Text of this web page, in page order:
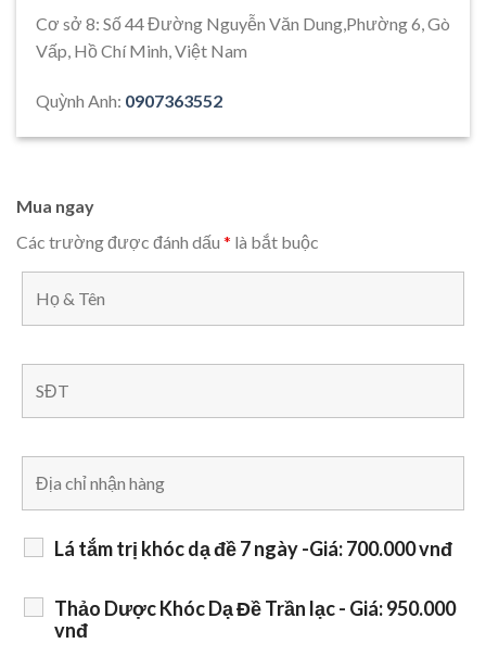
Cơ sở 8: Số 44 Đường Nguyễn Văn Dung,Phường 6, Gò
Vấp, Hồ Chí Minh, Việt Nam
Quỳnh Anh: 0907363552
Mua ngay
Các trường được đánh dấu * là bắt buộc
Lá tắm trị khóc dạ đề 7 ngày -Giá: 700.000 vnđ
Thảo Dược Khóc Dạ Đề Trần lạc - Giá: 950.000
vnđ